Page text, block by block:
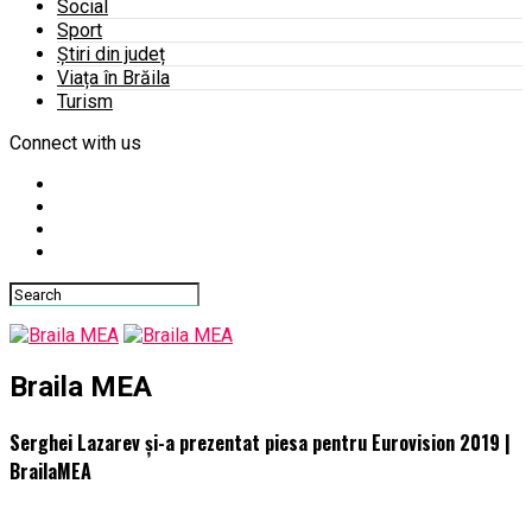
Social
Sport
Știri din județ
Viața în Brăila
Turism
Connect with us
Braila MEA
Serghei Lazarev și-a prezentat piesa pentru Eurovision 2019 |
BrailaMEA